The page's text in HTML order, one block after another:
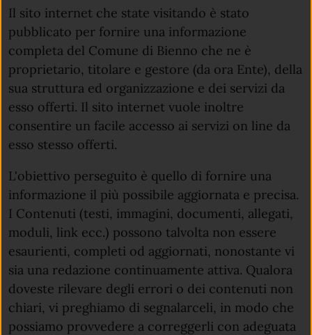
Il sito internet che state visitando è stato
pubblicato per fornire una informazione
completa del Comune di Bienno che ne è
proprietario, titolare e gestore (da ora Ente), della
sua struttura ed organizzazione e dei servizi da
esso offerti. Il sito internet vuole inoltre
consentire un facile accesso ai servizi on line da
esso stesso offerti.
L'obiettivo perseguito è quello di fornire una
informazione il più possibile aggiornata e precisa.
I Contenuti (testi, immagini, documenti, allegati,
moduli, link ecc.) possono talvolta non essere
esaurienti, completi od aggiornati, nonostante vi
sia una redazione continuamente attiva. Qualora
doveste rilevare degli errori o dei contenuti non
chiari, vi preghiamo di segnalarceli, in modo che
possiamo provvedere a correggerli con adeguata